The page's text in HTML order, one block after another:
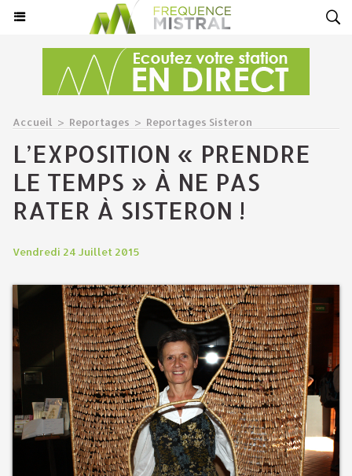
Accueil > Reportages > Reportages Sisteron
L’EXPOSITION « PRENDRE
LE TEMPS » À NE PAS
RATER À SISTERON !
Vendredi 24 Juillet 2015